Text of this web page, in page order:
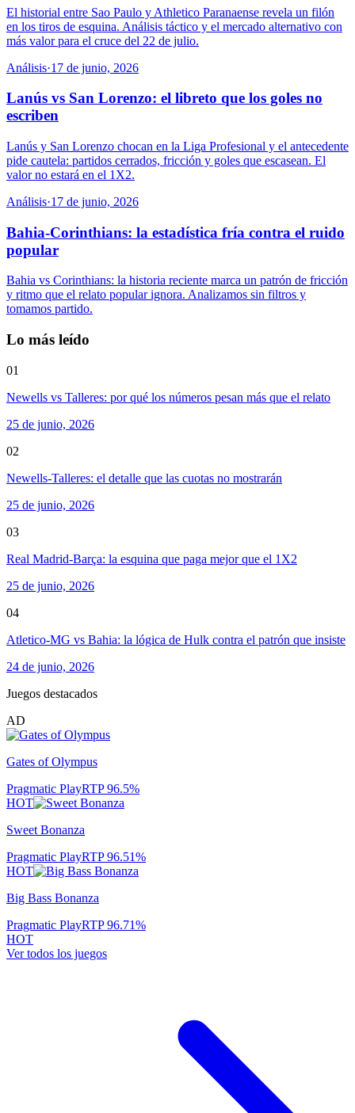
El historial entre Sao Paulo y Athletico Paranaense revela un filón
en los tiros de esquina. Análisis táctico y el mercado alternativo con
más valor para el cruce del 22 de julio.
Análisis·17 de junio, 2026
Lanús vs San Lorenzo: el libreto que los goles no
escriben
Lanús y San Lorenzo chocan en la Liga Profesional y el antecedente
pide cautela: partidos cerrados, fricción y goles que escasean. El
valor no estará en el 1X2.
Análisis·17 de junio, 2026
Bahia-Corinthians: la estadística fría contra el ruido
popular
Bahia vs Corinthians: la historia reciente marca un patrón de fricción
y ritmo que el relato popular ignora. Analizamos sin filtros y
tomamos partido.
Lo más leído
01
Newells vs Talleres: por qué los números pesan más que el relato
25 de junio, 2026
02
Newells-Talleres: el detalle que las cuotas no mostrarán
25 de junio, 2026
03
Real Madrid-Barça: la esquina que paga mejor que el 1X2
25 de junio, 2026
04
Atletico-MG vs Bahia: la lógica de Hulk contra el patrón que insiste
24 de junio, 2026
Juegos destacados
AD
Gates of Olympus
Pragmatic PlayRTP96.5%
HOT
Sweet Bonanza
Pragmatic PlayRTP96.51%
HOT
Big Bass Bonanza
Pragmatic PlayRTP96.71%
HOT
Ver todos los juegos